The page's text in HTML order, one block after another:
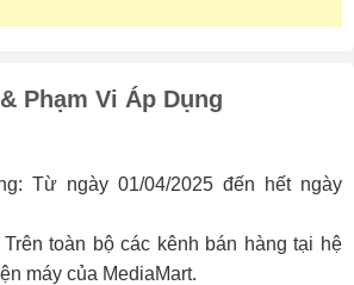
Phạm Vi Áp Dụng
Từ ngày 01/04/2025 đến hết ngày
toàn bộ các kênh bán hàng tại hệ
máy của MediaMart.